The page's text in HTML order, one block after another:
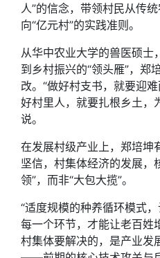
人”的信念，带领村民从传
向“亿元村”的实践准则。
从华中农业大学的兽医硕士
到乡村振兴的“领头雁”，郑
改。“做好村支书，就要迎
好村里人，就要扎根乡土，
说。
在发展村级产业上，郑培坤
坚信，村集体经济的发展，
领”，而非“大包大揽”。
“适度规模的种养循环模式
每一个环节，才能让老百姓
村集体要解决的，是产业发